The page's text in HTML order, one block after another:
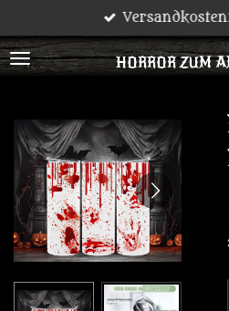
Hauptinhalt
springen
HORROR ZUM